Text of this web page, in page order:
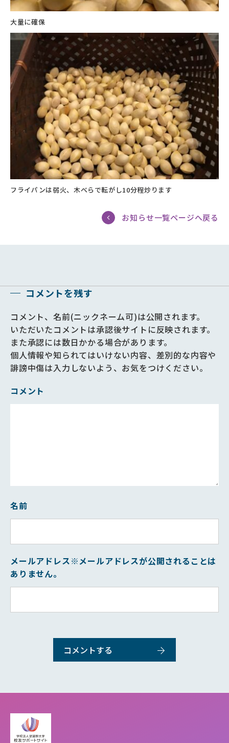
大量に確保
フライパンは弱火、木べらで転がし10分程炒ります
お知らせ一覧ページへ戻る
コメントを残す
コメント、名前(ニックネーム可)は公開されます。
いただいたコメントは承認後サイトに反映されます。
また承認には数日かかる場合があります。
個人情報や知られてはいけない内容、差別的な内容や
誹謗中傷は入力しないよう、お気をつけください。
コメント
名前
メールアドレス※メールアドレスが公開されることは
ありません。